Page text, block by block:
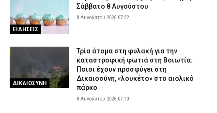
ΕΙΔΗΣΕΙΣ
Σάββατο 8 Αυγούστου
8 Αυγούστου 2026 07:22
ΔΙΚΑΙΟΣΥΝΗ
Τρία άτομα στη φυλακή για την
καταστροφική φωτιά στη Βοιωτία:
Ποιοι έχουν προσφύγει στη
Δικαιοσύνη, «λουκέτο» στο αιολικό
πάρκο
8 Αυγούστου 2026 07:10